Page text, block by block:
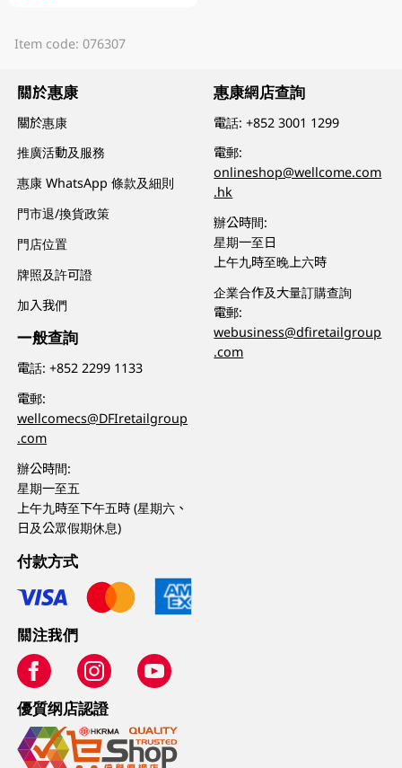
Item code: 076307
關於惠康
關於惠康
推廣活動及服務
惠康 WhatsApp 條款及細則
門市退/換貨政策
門店位置
牌照及許可證
加入我們
一般查詢
電話:+852 2299 1133
電郵:
wellcomecs@DFIretailgroup
.com
辦公時間:
星期一至五
上午九時至下午五時 (星期六、
日及公眾假期休息)
惠康網店查詢
電話:+852 3001 1299
電郵:
onlineshop@wellcome.com
.hk
辦公時間:
星期一至日
上午九時至晚上六時
企業合作及大量訂購查詢
電郵:
webusiness@dfiretailgroup
.com
付款方式
關注我們
優質纲店認證